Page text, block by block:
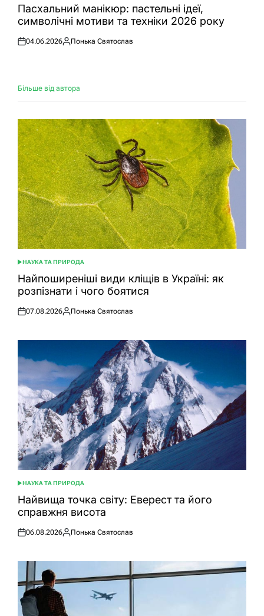
УПасхальний манікюр: пастельні ідеї,
символічні мотиви та техніки 2026 року
Оприлюднено
04.06.2026
Опубліковано
Понька Святослав
Більше від автора
ОПУБЛІКУВАТИ
У
НАУКА ТА ПРИРОДА
Найпоширеніші види кліщів в Україні: як
розпізнати і чого боятися
Оприлюднено
07.08.2026
Опубліковано
Понька Святослав
ОПУБЛІКУВАТИ
У
НАУКА ТА ПРИРОДА
Найвища точка світу: Еверест та його
справжня висота
Оприлюднено
06.08.2026
Опубліковано
Понька Святослав